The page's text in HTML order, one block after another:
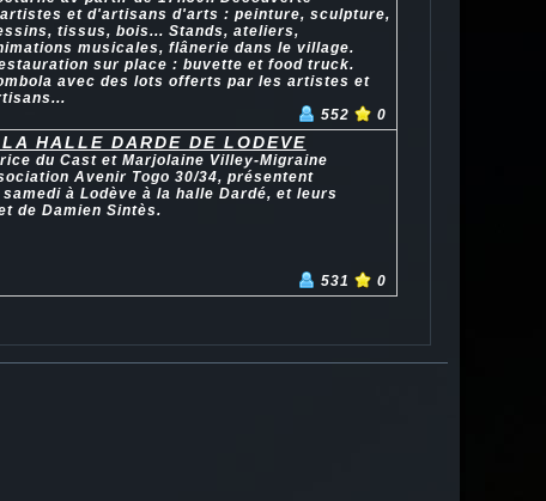
et d'artisans d'arts : peinture, sculpture,
tissus, bois... Stands, ateliers,
musicales, flânerie dans le village.
sur place : buvette et food truck.
avec des lots offerts par les artistes et
552
0
HALLE DARDE DE LODEVE
du Cast et Marjolaine Villey-Migraine
Avenir Togo 30/34, présentent
samedi à Lodève à la halle Dardé, et leurs
de Damien Sintès.
531
0